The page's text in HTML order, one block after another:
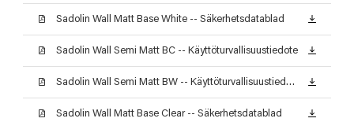
Sadolin Wall Matt Base White -- Säkerhetsdatablad
Sadolin Wall Semi Matt BC -- Käyttöturvallisuustiedote
Sadolin Wall Semi Matt BW -- Käyttöturvallisuustiedote
Sadolin Wall Matt Base Clear -- Säkerhetsdatablad